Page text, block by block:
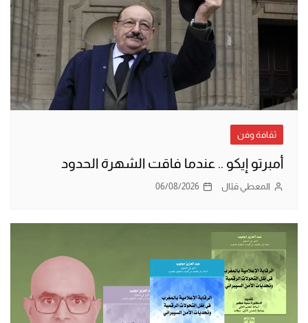
ثقافة وفن
أمبرتو إيكو .. عندما فاقت الشهرة الحدود
المعطي قبّال 06/08/2026